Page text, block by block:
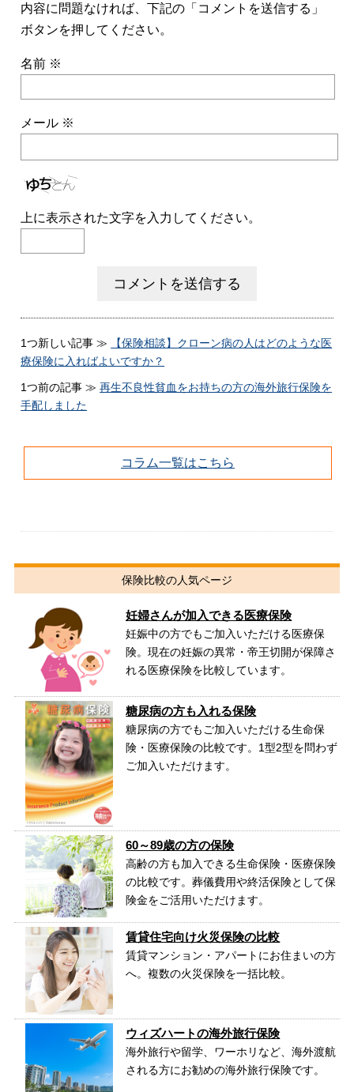
内容に問題なければ、下記の「コメントを送信する」
ボタンを押してください。
名前 ※
メール ※
上に表示された文字を入力してください。
1つ新しい記事 ≫
【保険相談】クローン病の人はどのような医
療保険に入ればよいですか？
1つ前の記事 ≫再生不良性貧血をお持ちの方の海外旅行保険を
手配しました
コラム一覧はこちら
保険比較の人気ページ
妊婦さんが加入できる医療保険
妊娠中の方でもご加入いただける医療保
険。現在の妊娠の異常・帝王切開が保障さ
れる医療保険を比較しています。
糖尿病の方も入れる保険
糖尿病の方でもご加入いただける生命保
険・医療保険の比較です。1型2型を問わず
ご加入いただけます。
60～89歳の方の保険
高齢の方も加入できる生命保険・医療保険
の比較です。葬儀費用や終活保険として保
険金をご活用いただけます。
賃貸住宅向け火災保険の比較
賃貸マンション・アパートにお住まいの方
へ。複数の火災保険を一括比較。
ウィズハートの海外旅行保険
海外旅行や留学、ワーホリなど、海外渡航
される方にお勧めの海外旅行保険です。